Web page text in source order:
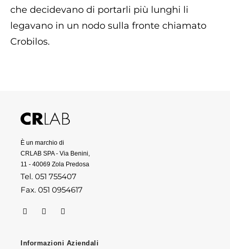
che decidevano di portarli più lunghi li
legavano in un nodo sulla fronte chiamato
Crobilos.
È un marchio di
CRLAB SPA - Via Benini,
11 - 40069 Zola Predosa
Tel. 051 755407
Fax. 051 0954617
Informazioni Aziendali